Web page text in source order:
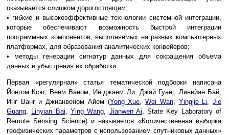
оказывается слишком дорогостоящим;
• гибкие и высокоэффективные технологии системной интеграции,
которые обеспечивают возможность быстрой интеграции
программных компонентов, выполняемых на разных компьютерных
платформах, для образования аналитических конвейеров;
• методы генерации сигнатур данных для сокращения объема
данных и убыстрения их обработки.
Первая «регулярная» статья тематической подборки написана
Йонгом Ксю, Веем Ваном, Ингджаем Ли, Джай Гуанг, Линийан Бай,
Инг Ванг и Джианвеном Айем (Yong Xue ,Wei Wan, Yingjie Li ,Jie
Guang
Linyian Bai Ying Wang Jianwen Ai , State Key Laboratory of
Remote Sensing Science) и называется «Количественная выборка
геофизических параметров с использованием спутниковых данных»